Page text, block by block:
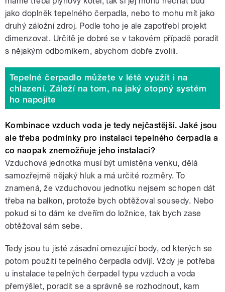
jako doplněk tepelného čerpadla, nebo to mohu mít jako
druhý záložní zdroj. Podle toho je ale zapotřebí projekt
dimenzovat. Určitě je dobré se v takovém případě poradit
s nějakým odborníkem, abychom dobře zvolili.
Tepelné čerpadlo můžete v létě využít i na
chlazení. Záleží na tom, na jaký otopný systém
ho napojíte
Kombinace vzduch voda je tedy nejčastější. Jaké jsou
ale třeba podmínky pro instalaci tepelného čerpadla a
co naopak znemožňuje jeho instalaci?
Vzduchová jednotka musí být umístěna venku, dělá
samozřejmě nějaký hluk a má určité rozměry. To
znamená, že vzduchovou jednotku nejsem schopen dát
třeba na balkon, protože bych obtěžoval sousedy. Nebo
pokud si to dám ke dveřím do ložnice, tak bych zase
obtěžoval sám sebe.
Tedy jsou tu jisté zásadní omezující body, od kterých se
potom použití tepelného čerpadla odvíjí. Vždy je potřeba
u instalace tepelných čerpadel typu vzduch a voda
přemýšlet, poradit se a správně se rozhodnout, kam